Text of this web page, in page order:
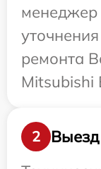
менеджер
ремонта
Mitsubishi
2